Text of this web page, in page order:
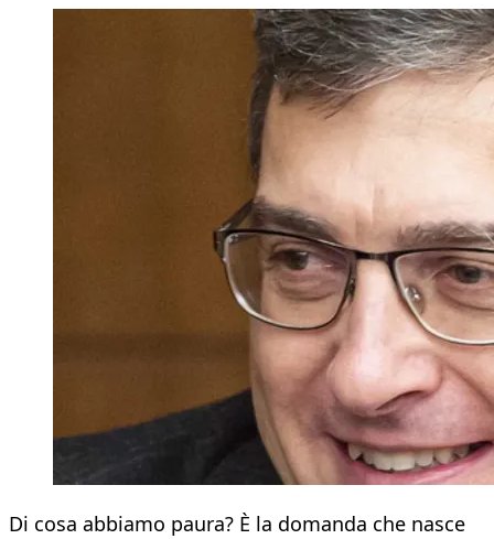
Di cosa abbiamo paura? È la domanda che nasce